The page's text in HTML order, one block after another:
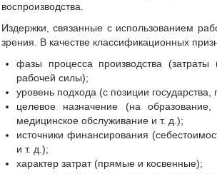
воспроизводства.
Издержки, связанные с использованием
зрения. В качестве классификационных
фазы процесса производства
рабочей силы);
уровень подхода (с позиции
целевое назначение (на
медицинское обслуживание и т. д.);
источники финансирования
и т. д.);
характер затрат (прямые и косвенные);